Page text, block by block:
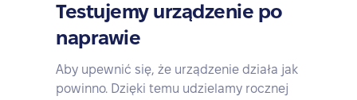
Testujemy urządzenie po
naprawie
Aby upewnić się, że urządzenie działa jak
powinno. Dzięki temu udzielamy rocznej